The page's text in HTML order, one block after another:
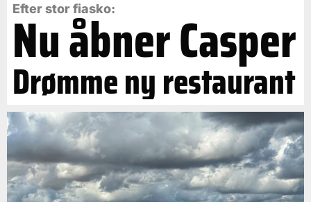
Efter stor fiasko:
Nu åbner Casper
Drømme ny restaurant